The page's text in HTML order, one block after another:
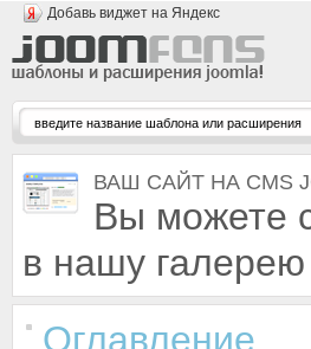
Добавь виджет на Яндекс
ВАШ САЙТ НА CMS
Вы можете
в нашу галерею
Оглавление